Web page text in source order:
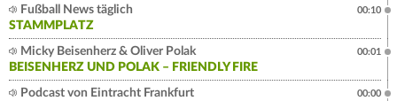
Fußball News täglich
STAMMPLATZ
00:10
Micky Beisenherz & Oliver Polak
BEISENHERZ UND POLAK – FRIENDLY FIRE
00:01
Podcast von Eintracht Frankfurt
00:00